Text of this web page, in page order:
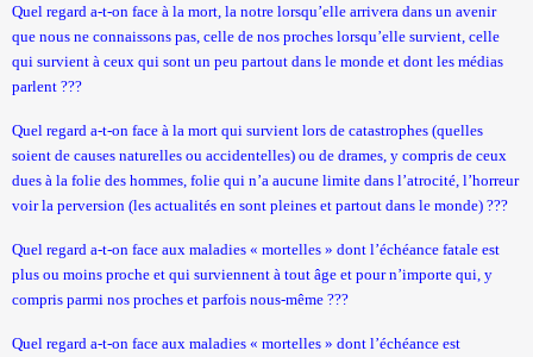
Quel regard a-t-on face à la mort, la notre lorsqu’elle arrivera dans un avenir
que nous ne connaissons pas, celle de nos proches lorsqu’elle survient, celle
qui survient à ceux qui sont un peu partout dans le monde et dont les médias
parlent ???
Quel regard a-t-on face à la mort qui survient lors de catastrophes (quelles
soient de causes naturelles ou accidentelles) ou de drames, y compris de ceux
dues à la folie des hommes, folie qui n’a aucune limite dans l’atrocité, l’horreur
voir la perversion (les actualités en sont pleines et partout dans le monde) ???
Quel regard a-t-on face aux maladies « mortelles » dont l’échéance fatale est
plus ou moins proche et qui surviennent à tout âge et pour n’importe qui, y
compris parmi nos proches et parfois nous-même ???
Quel regard a-t-on face aux maladies « mortelles » dont l’échéance est